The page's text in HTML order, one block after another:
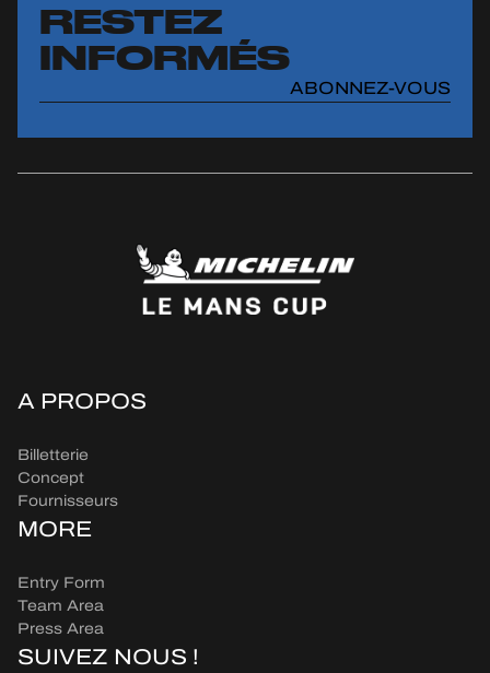
RESTEZ
INFORMÉS
ABONNEZ-VOUS
A PROPOS
Billetterie
Concept
Fournisseurs
MORE
Entry Form
Team Area
Press Area
SUIVEZ NOUS !